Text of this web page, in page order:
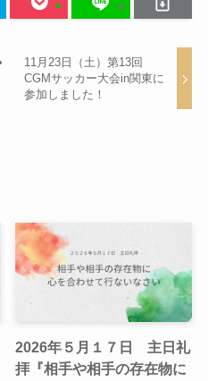
11月23日（土）第13回
CGMサッカー大会in関東に
参加しました！
2026年５月１７日 主日礼
拝『相手や相手の存在物に